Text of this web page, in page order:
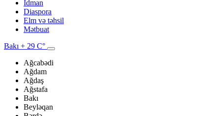
İdman
Diaspora
Elm və təhsil
Mətbuat
Bakı + 29 C°
Ağcabədi
Ağdam
Ağdaş
Ağstafa
Bakı
Beyləqan